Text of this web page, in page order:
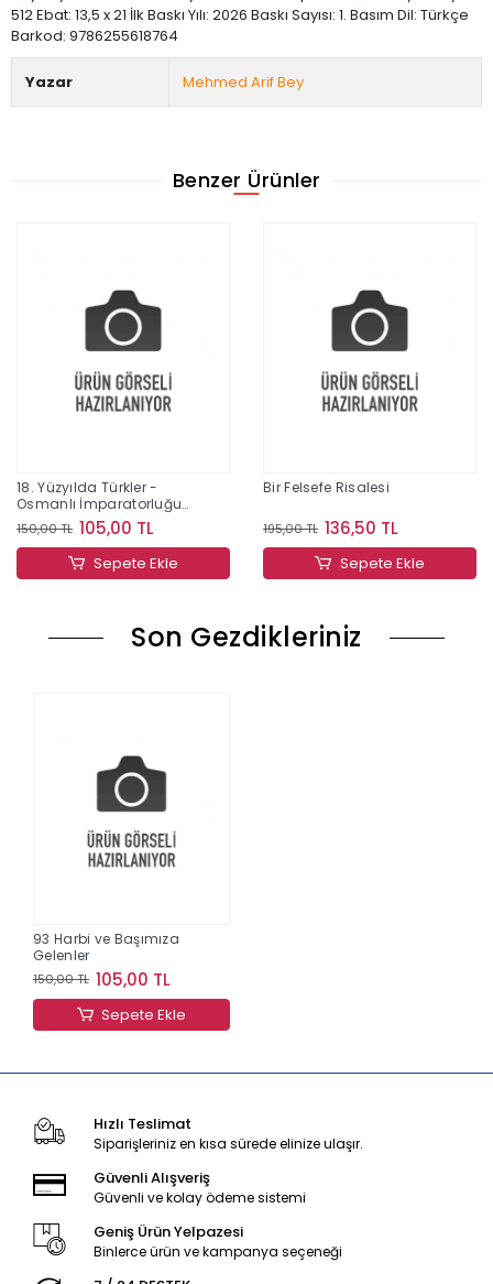
512 Ebat: 13,5 x 21 İlk Baskı Yılı: 2026 Baskı Sayısı: 1. Basım Dil: Türkçe
Barkod: 9786255618764
Yazar Mehmed Arif Bey
Benzer Ürünler
18. Yüzyılda Türkler -
Osmanlı İmparatorluğu
ve Kırım Hatıraları
150,00 TL 105,00 TL
Sepete Ekle
Bir Felsefe Risalesi
195,00 TL 136,50 TL
Sepete Ekle
Son Gezdikleriniz
93 Harbi ve Başımıza
Gelenler
150,00 TL 105,00 TL
Sepete Ekle
Hızlı Teslimat
Siparişleriniz en kısa sürede elinize ulaşır.
Güvenli Alışveriş
Güvenli ve kolay ödeme sistemi
Geniş Ürün Yelpazesi
Binlerce ürün ve kampanya seçeneği